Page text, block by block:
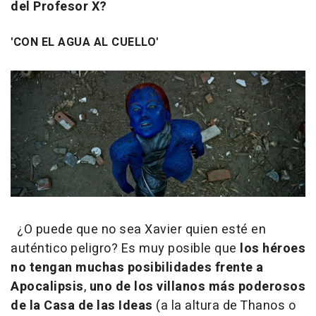
del Profesor X?
'CON EL AGUA AL CUELLO'
¿O puede que no sea Xavier quien esté en
auténtico peligro? Es muy posible que los héroes
no tengan muchas posibilidades frente a
Apocalipsis, uno de los villanos más poderosos
de la Casa de las Ideas (a la altura de Thanos o